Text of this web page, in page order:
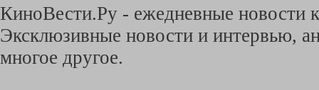
КиноВести.Ру - ежедневные новости
Эксклюзивные новости и интервью,
многое другое.